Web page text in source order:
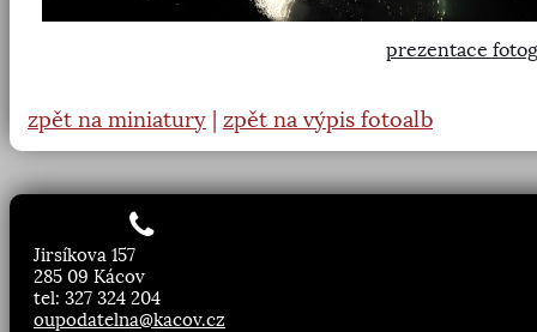
prezentace
zpět na miniatury zpět na výpis fotoalb
Jirsíkova 157
285 09 Kácov
tel: 327 324 204
oupodatelna@kacov.cz